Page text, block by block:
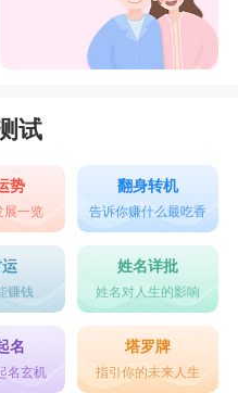
试
势
展一览
翻身转机
告诉你赚什么最吃香
赚钱
姓名详批
姓名对人生的影响
名
名玄机
塔罗牌
指引你的未来人生